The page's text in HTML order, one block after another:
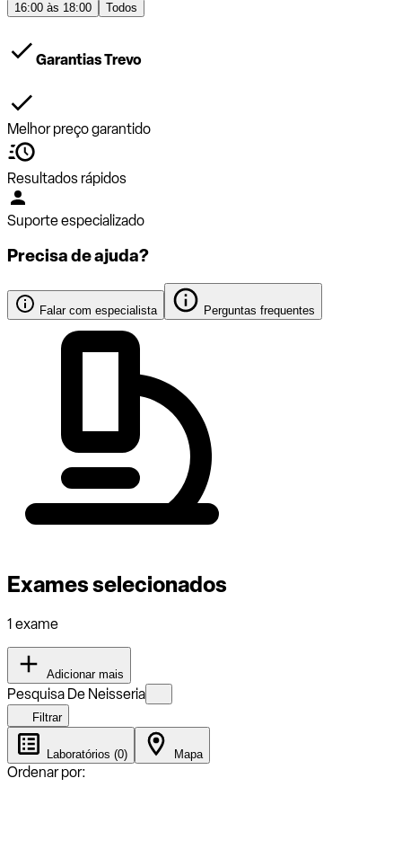
16:00 às 18:00
Todos
Garantias Trevo
Melhor preço garantido
Resultados rápidos
Suporte especializado
Precisa de ajuda?
Falar com especialista Perguntas frequentes
Exames selecionados
1 exame
Adicionar mais
Pesquisa De Neisseria
Filtrar
Laboratórios (0) Mapa
Ordenar por: